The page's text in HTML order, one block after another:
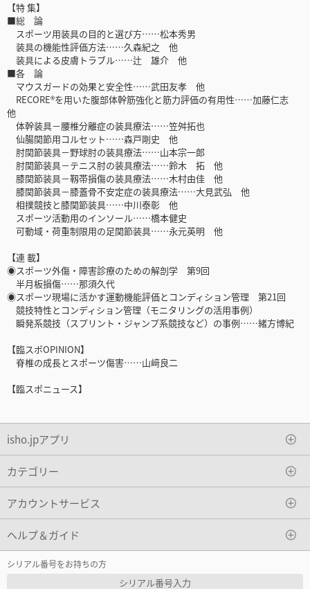
【特 集】
■総 論
スポーツ用装具の目的と選び方……松本秀男
装具の機能性評価方法……久森紀之 他
装具による皮膚トラブル……辻 雄介 他
■各 論
マウスガードの効果と安全性……武田友孝 他
RECORE®を用いた腹部体幹筋強化と筋力評価の有用性……加藤仁志
他
体幹装具－腰椎分離症の装具療法……笠舛拓也
仙腸関節用コルセット……森戸剛史 他
肘関節装具－野球肘の装具療法……山本宗一郎
肘関節装具－テニス肘の装具療法……鈴木 拓 他
膝関節装具－靱帯損傷の装具療法……木村由佳 他
膝関節装具－膝蓋骨不安定症の装具療法……大見武弘 他
相撲競技と膝関節装具……中川泰彰 他
スポーツ活動用のインソール……橋本健史
可動域・荷重制限用の足関節装具……永元英明 他
【連 載】
◉スポーツ外傷・障害診療のための解剖学 第9回
半月板損傷……那須久代
◉スポーツ現場に活かす運動機能評価とコンディション管理 第21回
競技特性とコンディション管理（モニタリングの活用事例）
瞬発系競技（スプリント・ジャンプ系競技など）の事例……緒方博紀
【臨スポOPINION】
脊椎の成長とスポーツ傷害……山﨑良二
【臨スポニュース】
isho.jpアプリ
カテゴリー
アカウントサービス
ヘルプ＆ガイド
シリアル番号をお持ちの方
シリアル番号入力